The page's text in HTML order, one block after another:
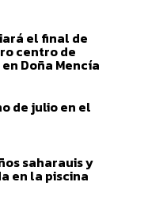
el final de
centro de
Doña Mencía
de julio en el
saharauis y
en la piscina